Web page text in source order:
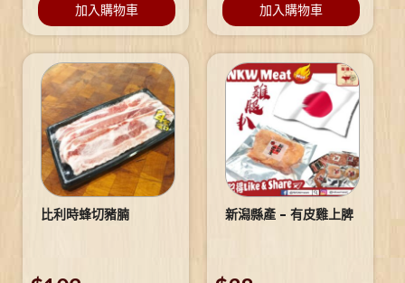
加入購物車 加入購物車
比利時蜂切豬腩 新潟縣產 – 有皮雞上脾